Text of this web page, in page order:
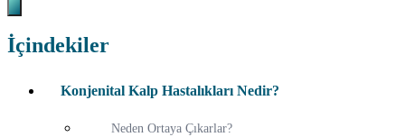
İçindekiler
Konjenital Kalp Hastalıkları Nedir?
Neden Ortaya Çıkarlar?